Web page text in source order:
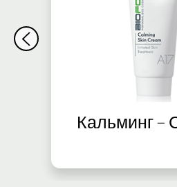
Кальминг –